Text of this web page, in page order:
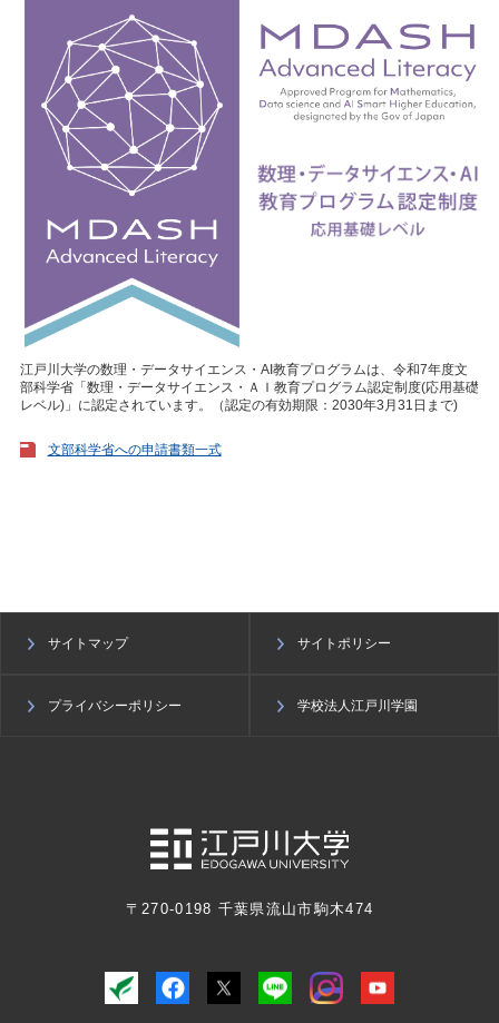
江戸川大学の数理・データサイエンス・AI教育プログラムは、令和7年度文
部科学省「数理・データサイエンス・ＡＩ教育プログラム認定制度(応用基礎
レベル)」に認定されています。（認定の有効期限：2030年3月31日まで)
文部科学省への申請書類一式
サイトマップ サイトポリシー
プライバシーポリシー 学校法人江戸川学園
〒270-0198 千葉県流山市駒木474